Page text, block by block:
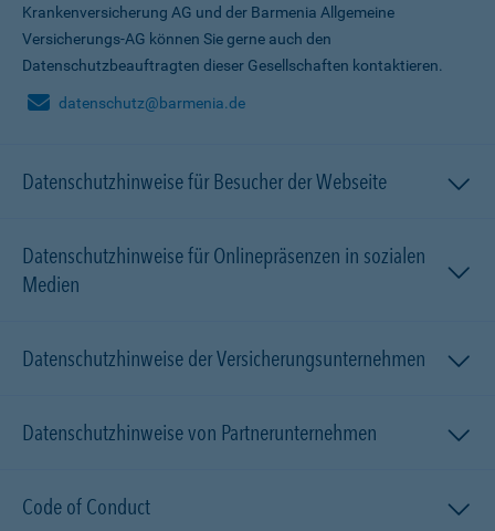
Krankenversicherung AG und der Barmenia Allgemeine
Versicherungs-AG können Sie gerne auch den
Datenschutzbeauftragten dieser Gesellschaften kontaktieren.
datenschutz@barmenia.de
Datenschutzhinweise für Besucher der Webseite
Datenschutzhinweise für Onlinepräsenzen in sozialen
Medien
Datenschutzhinweise der Versicherungsunternehmen
Datenschutzhinweise von Partnerunternehmen
Code of Conduct